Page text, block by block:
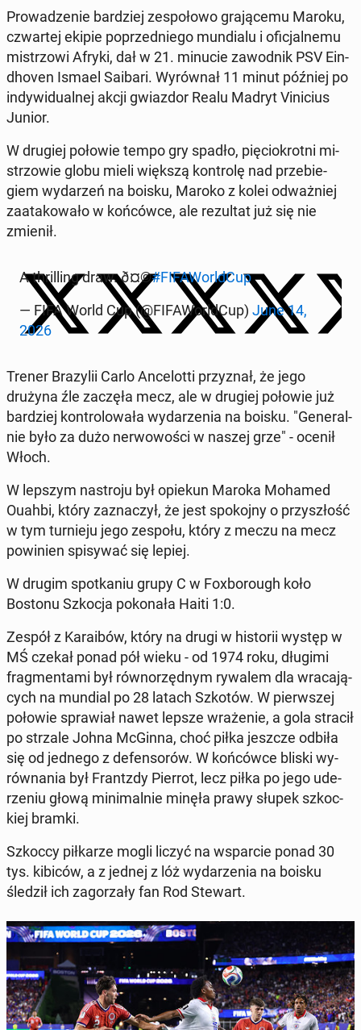
Pro­wa­dze­nie bar­dziej ze­spo­ło­wo gra­ją­ce­mu Maroku,
czwar­tej ekipie po­przed­nie­go mun­dia­lu i ofi­cjal­ne­mu
mi­strzo­wi Afryki, dał w 21. minucie za­wod­nik PSV Ein­
dho­ven Ismael Saibari. Wy­rów­nał 11 minut później po
in­dy­wi­du­al­nej akcji gwiaz­dor Realu Madryt Vi­ni­cius
Junior.
W drugiej połowie tempo gry spadło, pię­cio­krot­ni mi­
strzo­wie globu mieli większą kon­tro­lę nad prze­bie­
giem wy­da­rzeń na boisku, Maroko z kolei od­waż­niej
za­ata­ko­wa­ło w koń­ców­ce, ale re­zul­tat już się nie
zmienił.
A thril­ling draw. ð¤©#FI­FA­World­Cup
— FIFA World Cup (@FI­FA­World­Cup) June 14,
2026
Trener Bra­zy­lii Carlo An­ce­lot­ti przy­znał, że jego
drużyna źle zaczęła mecz, ale w drugiej połowie już
bar­dziej kon­tro­lo­wa­ła wy­da­rze­nia na boisku. "Ge­ne­ral­
nie było za dużo ner­wo­wo­ści w naszej grze" - ocenił
Włoch.
W lepszym na­stro­ju był opiekun Maroka Mohamed
Ouahbi, który za­zna­czył, że jest spo­koj­ny o przy­szłość
w tym tur­nie­ju jego zespołu, który z meczu na mecz
po­wi­nien spi­sy­wać się lepiej.
W drugim spo­tka­niu grupy C w Fo­xbo­ro­ugh koło
Bostonu Szkocja po­ko­na­ła Haiti 1:0.
Zespół z Ka­ra­ibów, który na drugi w hi­sto­rii występ w
MŚ czekał ponad pół wieku - od 1974 roku, długimi
frag­men­ta­mi był rów­no­rzęd­nym rywalem dla wra­ca­ją­
cych na mundial po 28 latach Szkotów. W pierw­szej
połowie spra­wiał nawet lepsze wra­że­nie, a gola stracił
po strzale Johna McGinna, choć piłka jeszcze odbiła
się od jednego z de­fen­so­rów. W koń­ców­ce bliski wy­
rów­na­nia był Frantz­dy Pierrot, lecz piłka po jego ude­
rze­niu głową mi­ni­mal­nie minęła prawy słupek szkoc­
kiej bramki.
Szkoccy pił­ka­rze mogli liczyć na wspar­cie ponad 30
tys. kibiców, a z jednej z lóż wy­da­rze­nia na boisku
śledził ich za­go­rza­ły fan Rod Stewart.